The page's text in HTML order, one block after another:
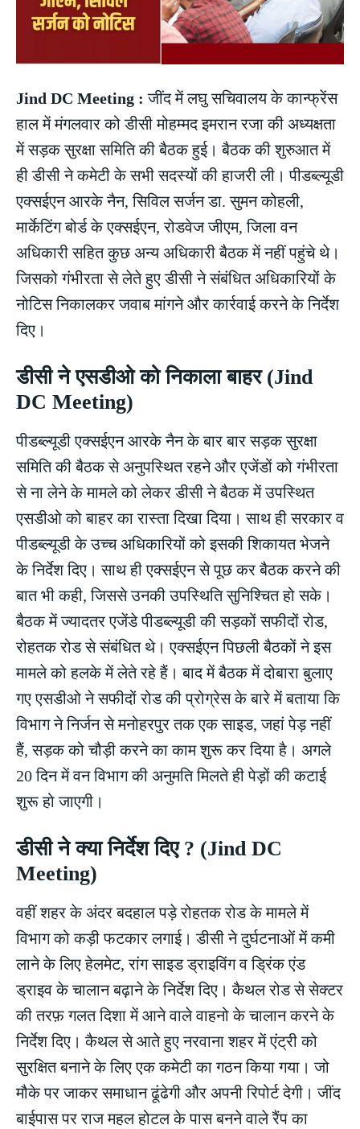
Jind DC Meeting : जींद में लघु सचिवालय के कान्फ्रेंस
हाल में मंगलवार को डीसी मोहम्मद इमरान रजा की अध्यक्षता
में सड़क सुरक्षा समिति की बैठक हुई। बैठक की शुरुआत में
ही डीसी ने कमेटी के सभी सदस्यों की हाजरी ली। पीडब्ल्यूडी
एक्सईएन आरके नैन, सिविल सर्जन डा. सुमन कोहली,
मार्केटिंग बोर्ड के एक्सईएन, रोडवेज जीएम, जिला वन
अधिकारी सहित कुछ अन्य अधिकारी बैठक में नहीं पहुंचे थे।
जिसको गंभीरता से लेते हुए डीसी ने संबंधित अधिकारियों के
नोटिस निकालकर जवाब मांगने और कार्रवाई करने के निर्देश
दिए।
डीसी ने एसडीओ को निकाला बाहर (Jind
DC Meeting)
पीडब्ल्यूडी एक्सईएन आरके नैन के बार बार सड़क सुरक्षा
समिति की बैठक से अनुपस्थित रहने और एजेंडों को गंभीरता
से ना लेने के मामले को लेकर डीसी ने बैठक में उपस्थित
एसडीओ को बाहर का रास्ता दिखा दिया। साथ ही सरकार व
पीडब्ल्यूडी के उच्च अधिकारियों को इसकी शिकायत भेजने
के निर्देश दिए। साथ ही एक्सईएन से पूछ कर बैठक करने की
बात भी कही, जिससे उनकी उपस्थिति सुनिश्चित हो सके।
बैठक में ज्यादतर एजेंडे पीडब्ल्यूडी की सड़कों सफीदों रोड,
रोहतक रोड से संबंधित थे। एक्सईएन पिछली बैठकों ने इस
मामले को हलके में लेते रहे हैं। बाद में बैठक में दोबारा बुलाए
गए एसडीओ ने सफीदों रोड की प्रोग्रेस के बारे में बताया कि
विभाग ने निर्जन से मनोहरपुर तक एक साइड, जहां पेड़ नहीं
हैं, सड़क को चौड़ी करने का काम शुरू कर दिया है। अगले
20 दिन में वन विभाग की अनुमति मिलते ही पेड़ों की कटाई
शुरू हो जाएगी।
डीसी ने क्या निर्देश दिए ? (Jind DC
Meeting)
वहीं शहर के अंदर बदहाल पड़े रोहतक रोड के मामले में
विभाग को कड़ी फटकार लगाई। डीसी ने दुर्घटनाओं में कमी
लाने के लिए हेलमेट, रांग साइड ड्राइविंग व ड्रिंक एंड
ड्राइव के चालान बढ़ाने के निर्देश दिए। कैथल रोड से सेक्टर
की तरफ़ गलत दिशा में आने वाले वाहनो के चालान करने के
निर्देश दिए। कैथल से आते हुए नरवाना शहर में एंट्री को
सुरक्षित बनाने के लिए एक कमेटी का गठन किया गया। जो
मौके पर जाकर समाधान ढूंढेगी और अपनी रिपोर्ट देगी। जींद
बाईपास पर राज महल होटल के पास बनने वाले रैंप का